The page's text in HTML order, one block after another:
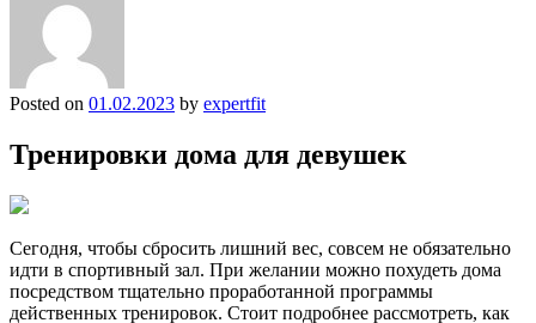
Posted on 01.02.2023 by expertfit
Тренировки дома для девушек
Сегодня, чтобы сбросить лишний вес, совсем не обязательно
идти в спортивный зал. При желании можно похудеть дома
посредством тщательно проработанной программы
действенных тренировок. Стоит подробнее рассмотреть, как